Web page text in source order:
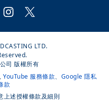
LTD.
司 版權所有
YouTube 服務條款、 Google 隱私
款
上述授權條款及細則